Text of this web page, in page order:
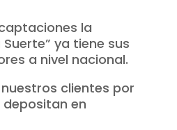
la
ya tiene sus
a nivel nacional.
clientes por
en